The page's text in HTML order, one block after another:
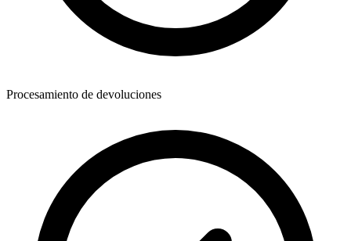
Procesamiento de devoluciones